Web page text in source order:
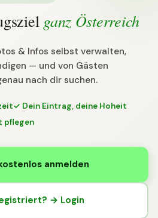
ganz Österreich
& Infos selbst verwalten,
— und von Gästen
nach dir suchen.
✓ Dein Eintrag, deine Hoheit
pflegen
anmelden
→ Login